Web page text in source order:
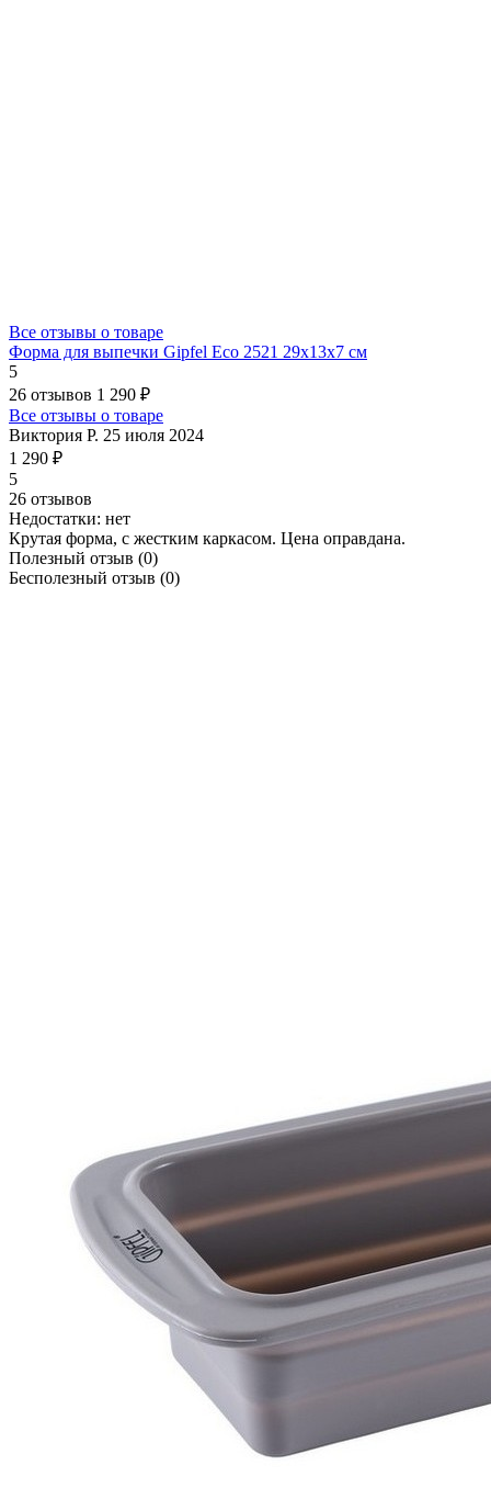
Все отзывы о товаре
Форма для выпечки Gipfel Eco 2521 29x13x7 см
5
26 отзывов 1 290 ₽
Все отзывы о товаре
Виктория Р. 25 июля 2024
1 290 ₽
5
26 отзывов
Недостатки: нет
Крутая форма, с жестким каркасом. Цена оправдана.
Полезный отзыв (0)
Бесполезный отзыв (0)